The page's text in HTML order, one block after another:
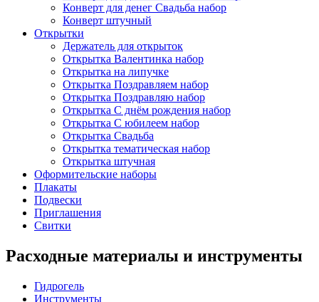
Конверт для денег Свадьба набор
Конверт штучный
Открытки
Держатель для открыток
Открытка Валентинка набор
Открытка на липучке
Открытка Поздравляем набор
Открытка Поздравляю набор
Открытка С днём рождения набор
Открытка С юбилеем набор
Открытка Свадьба
Открытка тематическая набор
Открытка штучная
Оформительские наборы
Плакаты
Подвески
Приглашения
Свитки
Расходные материалы и инструменты
Гидрогель
Инструменты